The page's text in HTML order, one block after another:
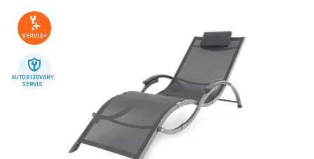
SERVIS+
AUTORIZOVANÝ
SERVIS